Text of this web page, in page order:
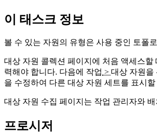
이 태스크 정보
볼 수 있는 자원의 유형은 사용 중인 토폴
대상 자원 콜렉션 페이지에 처음 액세스
력해야 합니다. 다음에 작업 > 대상 자원을
을 수정하여 다른 대상 자원 세트를 표시
대상 자원 수집 페이지는 작업 관리자와
프로시저